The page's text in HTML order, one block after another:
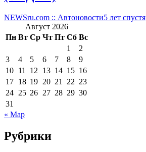
NEWSru.com :: Автоновости5 лет спустя
Август 2026
Пн Вт Ср Чт Пт Сб Вс
1
2
3
4 5 6 7 8
9
10 11 12 13 14 15 16
17 18 19 20 21 22 23
24 25 26 27 28 29 30
31
« Мар
Рубрики